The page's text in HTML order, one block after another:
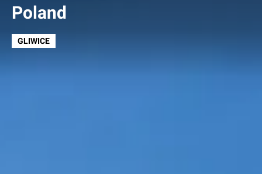
Poland
GLIWICE